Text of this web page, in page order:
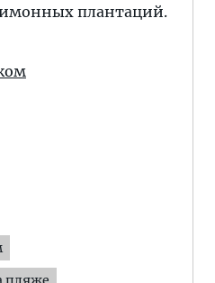
плантаций.